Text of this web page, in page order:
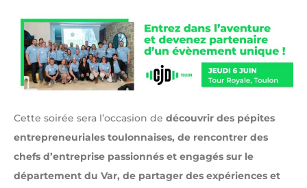
Cette soirée sera l’occasion de découvrir des pépites
entrepreneuriales toulonnaises, de rencontrer des
chefs d’entreprise passionnés et engagés sur le
département du Var, de partager des expériences et